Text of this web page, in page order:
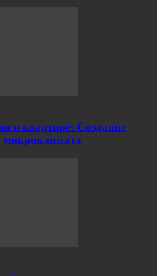
в квартире: Создание
микроклимата